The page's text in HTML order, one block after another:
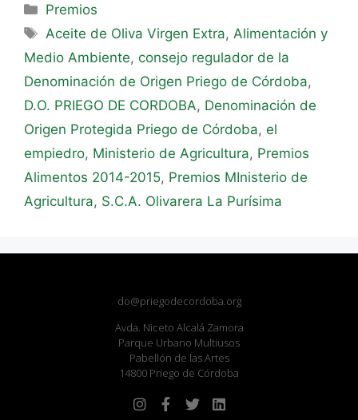
Premios
Aceite de Oliva Virgen Extra, Alimentación y
Medio Ambiente, consejo regulador de la
Denominación de Origen Priego de Córdoba,
D.O. PRIEGO DE CORDOBA, Denominación de
Origen Protegida Priego de Córdoba, el
empiedro, Ministerio de Agricultura, Premios
Alimentos 2014-2015, Premios MInisterio de
Agricultura, S.C.A. Olivarera La Purísima
do@priegodecordoba.org
Avda. Niceto Alcalá Zamora
Parque Urbano Multiusos
Pabellón de las Artes
14800 Priego de Córdoba